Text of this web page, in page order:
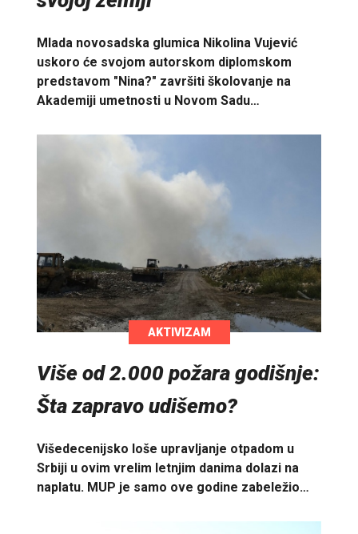
Mlada novosadska glumica Nikolina Vujević
uskoro će svojom autorskom diplomskom
predstavom "Nina?" završiti školovanje na
Akademiji umetnosti u Novom Sadu…
AKTIVIZAM
Više od 2.000 požara godišnje:
Šta zapravo udišemo?
Višedecenijsko loše upravljanje otpadom u
Srbiji u ovim vrelim letnjim danima dolazi na
naplatu. MUP je samo ove godine zabeležio…